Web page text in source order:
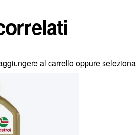
- Whatsapp:
al carrello oppureseleziona